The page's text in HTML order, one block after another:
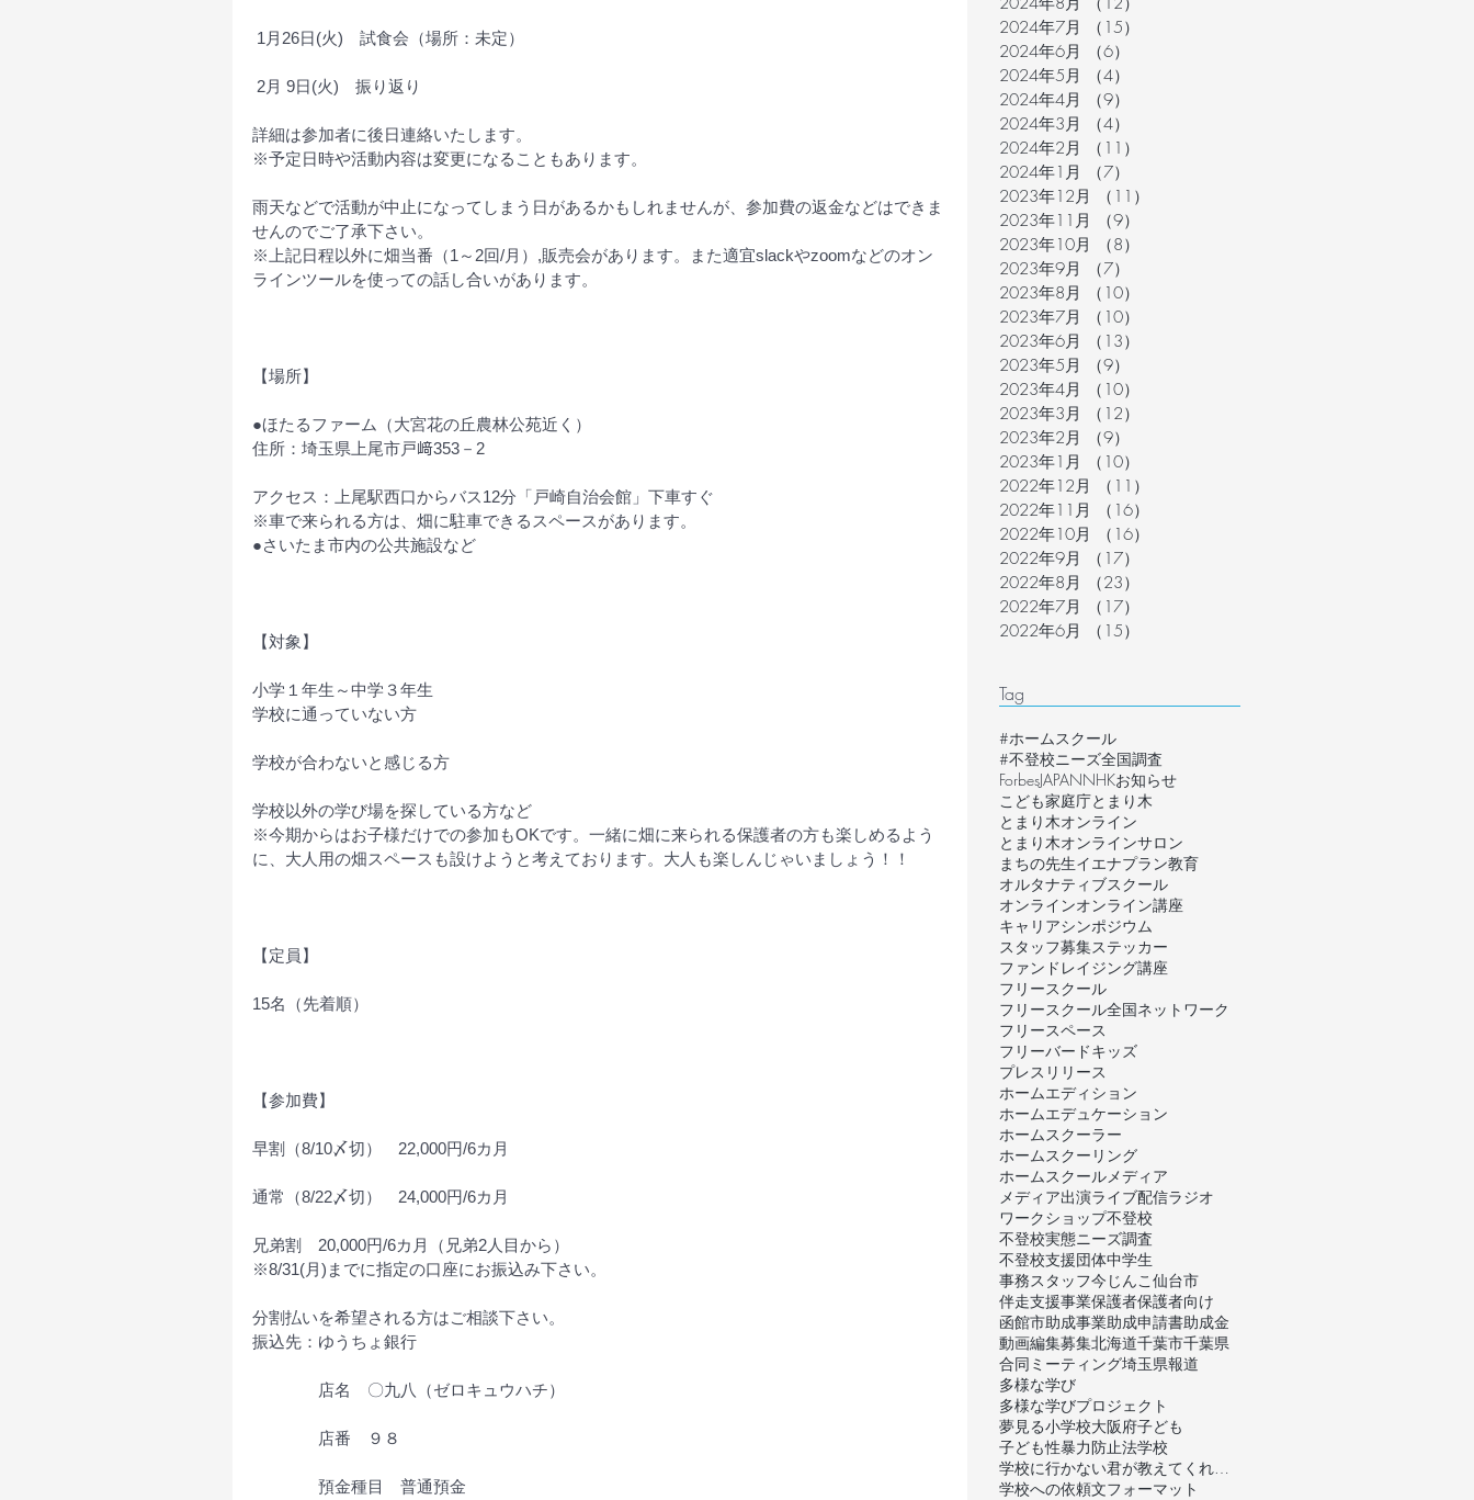
1月26日(火)　試食会（場所：未定）
2月 9日(火)　振り返り
詳細は参加者に後日連絡いたします。
※予定日時や活動内容は変更になることもあります。
雨天などで活動が中止になってしまう日があるかもしれませんが、参加費の返金などはできま
せんのでご了承下さい。
※上記日程以外に畑当番（1～2回/月）,販売会があります。また適宜slackやzoomなどのオン
ラインツールを使っての話し合いがあります。
【場所】
●ほたるファーム（大宮花の丘農林公苑近く）
住所：埼玉県上尾市戸﨑353－2
アクセス：上尾駅西口からバス12分「戸崎自治会館」下車すぐ
※車で来られる方は、畑に駐車できるスペースがあります。
●さいたま市内の公共施設など
【対象】
小学１年生～中学３年生
学校に通っていない方
学校が合わないと感じる方
学校以外の学び場を探している方など
※今期からはお子様だけでの参加もOKです。一緒に畑に来られる保護者の方も楽しめるよう
に、大人用の畑スペースも設けようと考えております。大人も楽しんじゃいましょう！！
【定員】
15名（先着順）
【参加費】
早割（8/10〆切）　22,000円/6カ月
通常（8/22〆切）　24,000円/6カ月
兄弟割　20,000円/6カ月（兄弟2人目から）
※8/31(月)までに指定の口座にお振込み下さい。
分割払いを希望される方はご相談下さい。
振込先：ゆうちょ銀行
店名　〇九八（ゼロキュウハチ）
店番　９８
預金種目　普通預金
2024年7月
（15）
2024年6月
（6）
2024年5月
（4）
2024年4月
（9）
2024年3月
（4）
2024年2月
（11）
2024年1月
（7）
2023年12月
（11）
2023年11月
（9）
2023年10月
（8）
2023年9月
（7）
2023年8月
（10）
2023年7月
（10）
2023年6月
（13）
2023年5月
（9）
2023年4月
（10）
2023年3月
（12）
2023年2月
（9）
2023年1月
（10）
2022年12月
（11）
2022年11月
（16）
2022年10月
（16）
2022年9月
（17）
2022年8月
（23）
2022年7月
（17）
2022年6月
（15）
Tag
#ホームスクール
#不登校ニーズ全国調査
ForbesJAPANNHKお知らせ
こども家庭庁とまり木
とまり木オンライン
とまり木オンラインサロン
まちの先生イエナプラン教育
オルタナティブスクール
オンラインオンライン講座
キャリアシンポジウム
スタッフ募集ステッカー
ファンドレイジング講座
フリースクール
フリースクール全国ネットワーク
フリースペース
フリーバードキッズ
プレスリリース
ホームエディション
ホームエデュケーション
ホームスクーラー
ホームスクーリング
ホームスクールメディア
メディア出演ライブ配信ラジオ
ワークショップ不登校
不登校実態ニーズ調査
不登校支援団体中学生
事務スタッフ今じんこ仙台市
伴走支援事業保護者保護者向け
函館市助成事業助成申請書助成金
動画編集募集北海道千葉市千葉県
合同ミーティング埼玉県報道
多様な学び
多様な学びプロジェクト
夢見る小学校大阪府子ども
子ども性暴力防止法学校
学校に行かない君が教えてくれたこと
学校への依頼文フォーマット